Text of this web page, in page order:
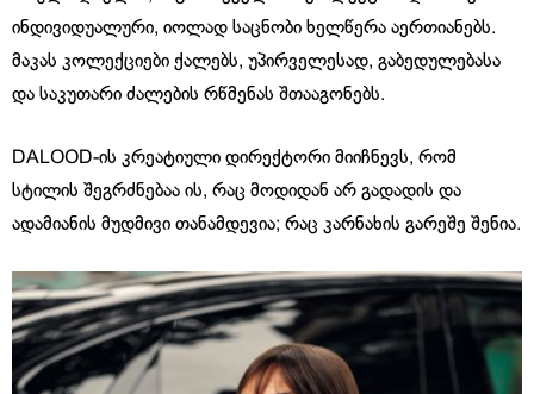
ინდივიდუალური, იოლად საცნობი ხელწერა აერთიანებს.
მაკას კოლექციები ქალებს, უპირველესად, გაბედულებასა
და საკუთარი ძალების რწმენას შთააგონებს.
DALOOD-ის კრეატიული დირექტორი მიიჩნევს, რომ
სტილის შეგრძნებაა ის, რაც მოდიდან არ გადადის და
ადამიანის მუდმივი თანამდევია; რაც კარნახის გარეშე შენია.